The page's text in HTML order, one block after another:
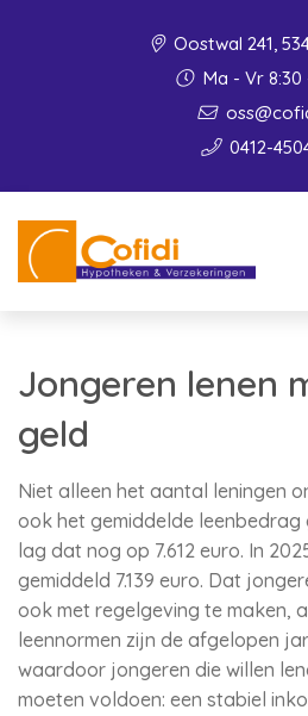
Oostwal 241,
Ma - Vr 8:30
0412-
Jongeren lenen
geld
Niet alleen het aantal leningen
ook het gemiddelde leenbedrag
lag dat nog op 7.612 euro. In
gemiddeld 7.139 euro. Dat
ook met regelgeving te maken,
leennormen zijn de afgelopen
waardoor jongeren die willen
moeten voldoen: een stabiel